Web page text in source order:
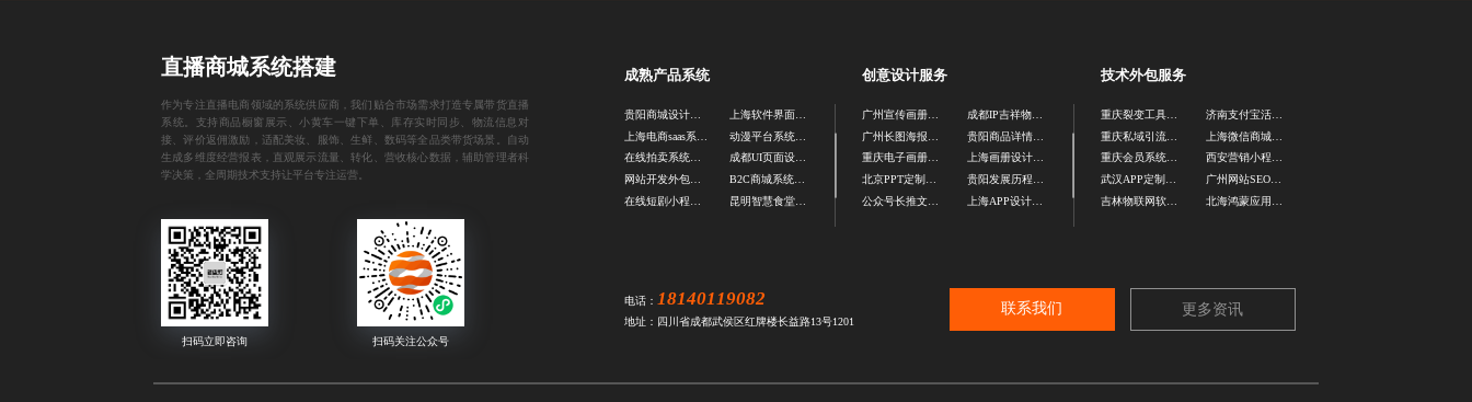
直播商城系统搭建
作为专注直播电商领域的系统供应商，我们贴合市场需求打造专属带货直播
系统。支持商品橱窗展示、小黄车一键下单、库存实时同步、物流信息对
接、评价返佣激励，适配美妆、服饰、生鲜、数码等全品类带货场景。自动
生成多维度经营报表，直观展示流量、转化、营收核心数据，辅助管理者科
学决策，全周期技术支持让平台专注运营。
成熟产品系统
贵阳商城设计公司
上海电商saas系统开发
在线拍卖系统开发
成都UI页面设计公司
创意设计服务
重庆电子画册制作
上海画册设计公司
技术外包服务
重庆裂变工具开发公司
重庆会员系统开发公司
吉林物联网软件开发
济南支付宝活动开发
上海微信商城定制
西安营销小程序开发
广州网站SEO外包公司
电话： 18140119082
地址：四川省成都武侯区红牌楼长益路13号1201
联系我们 更多资讯